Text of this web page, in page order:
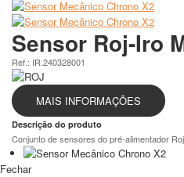
Sensor Roj-Iro
Ref.: IR.240328001
MAIS INFORMAÇÕES
Descrição do produto
Conjunto de sensores do pré-alimentador
Fechar